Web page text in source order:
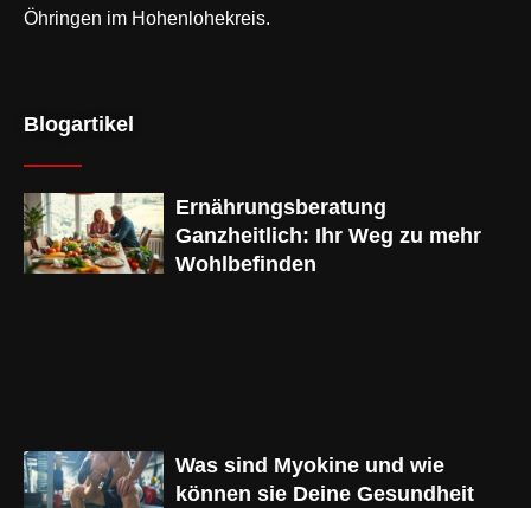
Öhringen im Hohenlohekreis.
Blogartikel
Ernährungsberatung
Ganzheitlich: Ihr Weg zu mehr
Wohlbefinden
Was sind Myokine und wie
können sie Deine Gesundheit